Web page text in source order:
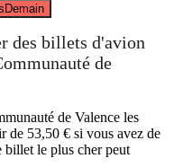
Demain
des billets d'avion
de
de Valence les
de 53,50 € si vous avez de
billet le plus cher peut